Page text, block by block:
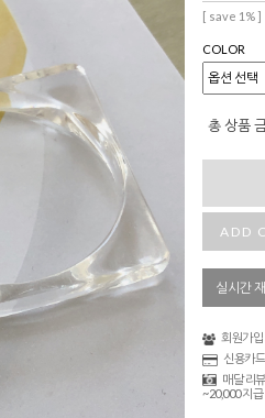
[ save 1% ]
COLOR
총 상품
ADD
실시간
회원가입
신용카
매달 리
~20,000 지급